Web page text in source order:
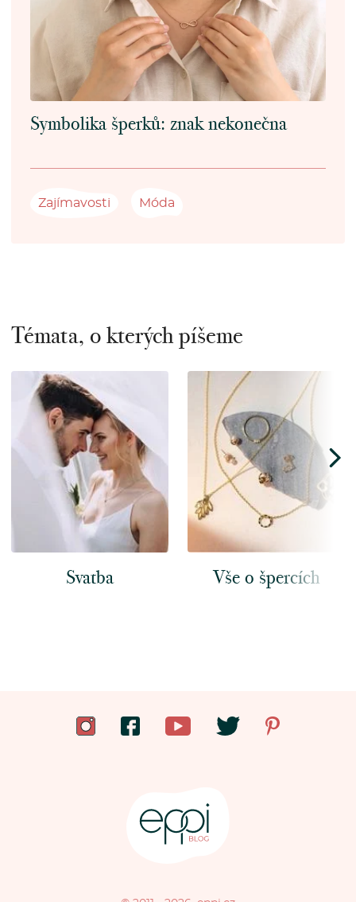
Symbolika šperků: znak nekonečna
Zajímavosti Móda
Témata, o kterých píšeme
Svatba Vše o špercích